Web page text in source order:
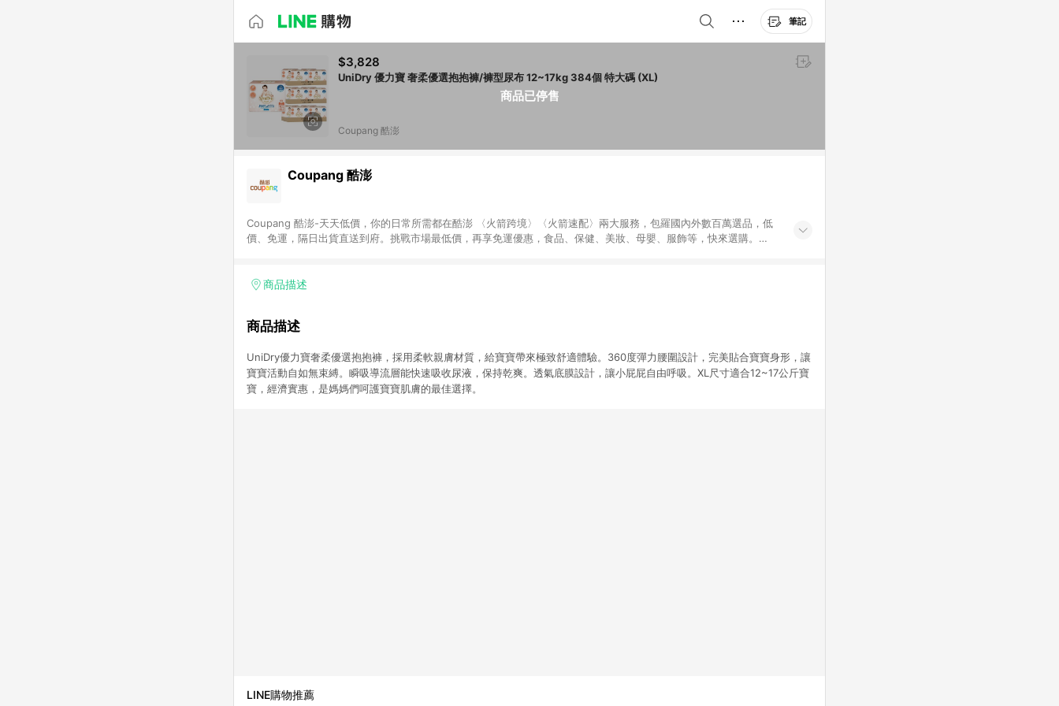
筆記
商品已停售
$3,828
UniDry 優力寶 奢柔優選抱抱褲/褲型尿布 12~17kg 384個 特大碼 (XL)
Coupang 酷澎
Coupang 酷澎
Coupang 酷澎-天天低價，你的日常所需都在酷澎 〈火箭跨境〉〈火箭速配〉兩大服務，包羅國內外數百萬選品，低
價、免運，隔日出貨直送到府。挑戰市場最低價，再享免運優惠，食品、保健、美妝、母嬰、服飾等，快來選購。
商品描述
商品描述
UniDry優力寶奢柔優選抱抱褲，採用柔軟親膚材質，給寶寶帶來極致舒適體驗。360度彈力腰圍設計，完美貼合寶寶身形，讓
寶寶活動自如無束縛。瞬吸導流層能快速吸收尿液，保持乾爽。透氣底膜設計，讓小屁屁自由呼吸。XL尺寸適合12~17公斤寶
寶，經濟實惠，是媽媽們呵護寶寶肌膚的最佳選擇。
LINE購物推薦